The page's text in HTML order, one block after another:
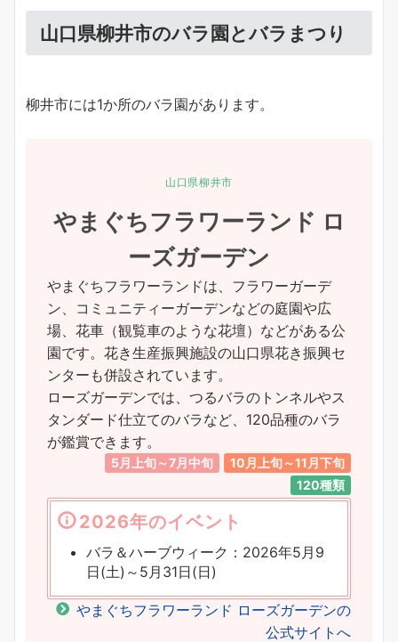
山口県柳井市のバラ園とバラまつり
柳井市には1か所のバラ園があります。
山口県柳井市
やまぐちフラワーランド ロ
ーズガーデン
やまぐちフラワーランドは、フラワーガーデ
ン、コミュニティーガーデンなどの庭園や広
場、花車（観覧車のような花壇）などがある公
園です。花き生産振興施設の山口県花き振興セ
ンターも併設されています。
ローズガーデンでは、つるバラのトンネルやス
タンダード仕立てのバラなど、120品種のバラ
が鑑賞できます。
5月上旬～7月中旬
10月上旬～11月下旬
120種類
2026年のイベント
バラ＆ハーブウィーク：2026年5月9
日(土)～5月31日(日)
やまぐちフラワーランド ローズガーデンの
公式サイトへ